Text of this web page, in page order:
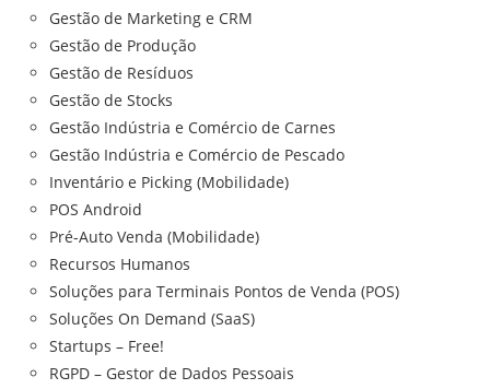
Gestão de Marketing e CRM
Gestão de Produção
Gestão de Resíduos
Gestão de Stocks
Gestão Indústria e Comércio de Carnes
Gestão Indústria e Comércio de Pescado
Inventário e Picking (Mobilidade)
POS Android
Pré-Auto Venda (Mobilidade)
Recursos Humanos
Soluções para Terminais Pontos de Venda (POS)
Soluções On Demand (SaaS)
Startups – Free!
RGPD – Gestor de Dados Pessoais